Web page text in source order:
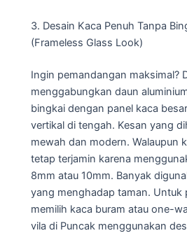
3. Desain Kaca Penuh Tanpa
(Frameless Glass Look)
Ingin pemandangan maksimal?
menggabungkan daun
bingkai dengan panel kaca
vertikal di tengah. Kesan yang
mewah dan modern. Walaupun
tetap terjamin karena
8mm atau 10mm. Banyak
yang menghadap taman. Untuk
memilih kaca buram atau one-
vila di Puncak menggunakan